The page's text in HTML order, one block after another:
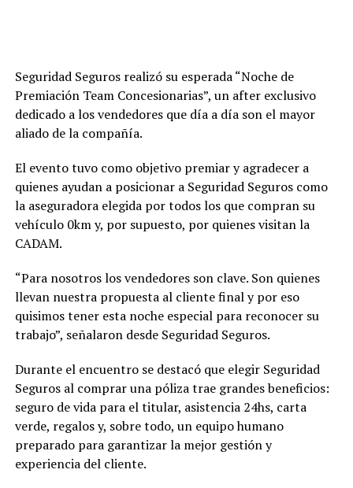
Seguridad Seguros realizó su esperada “Noche de
Premiación Team Concesionarias”, un after exclusivo
dedicado a los vendedores que día a día son el mayor
aliado de la compañía.
El evento tuvo como objetivo premiar y agradecer a
quienes ayudan a posicionar a Seguridad Seguros como
la aseguradora elegida por todos los que compran su
vehículo 0km y, por supuesto, por quienes visitan la
CADAM.
“Para nosotros los vendedores son clave. Son quienes
llevan nuestra propuesta al cliente final y por eso
quisimos tener esta noche especial para reconocer su
trabajo”, señalaron desde Seguridad Seguros.
Durante el encuentro se destacó que elegir Seguridad
Seguros al comprar una póliza trae grandes beneficios:
seguro de vida para el titular, asistencia 24hs, carta
verde, regalos y, sobre todo, un equipo humano
preparado para garantizar la mejor gestión y
experiencia del cliente.